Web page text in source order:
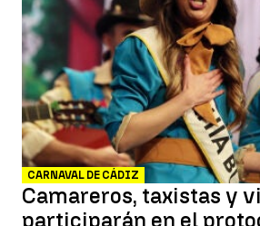
CARNAVAL DE CÁDIZ
Camareros, taxistas y
participarán en el